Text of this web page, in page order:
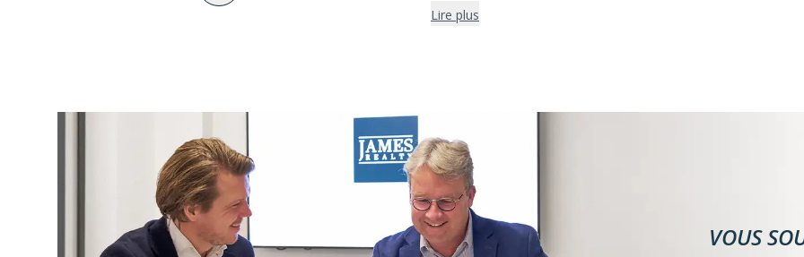
au quotidien.
À l’étage, un magnifique espace
l’ensemble. Véritable pièce signature,
exceptionnelle (salon privé, bureau,
Lire plus
VOUS